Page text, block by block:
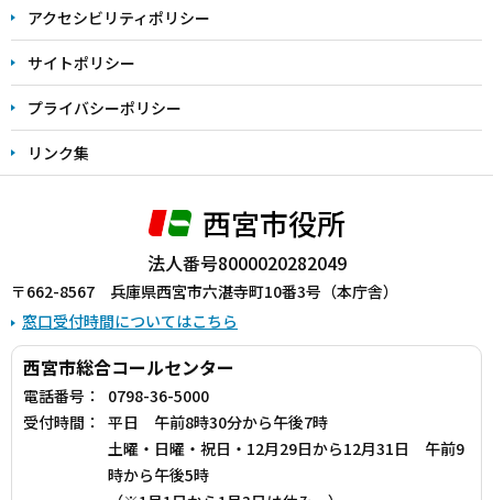
アクセシビリティポリシー
サイトポリシー
プライバシーポリシー
リンク集
西宮市役所
法人番号8000020282049
〒662-8567 兵庫県西宮市六湛寺町10番3号（本庁舎）
窓口受付時間についてはこちら
西宮市総合コールセンター
電話番号：
0798-36-5000
受付時間：
平日 午前8時30分から午後7時
土曜・日曜・祝日・12月29日から12月31日 午前9
時から午後5時